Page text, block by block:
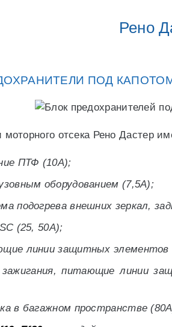
Рено
ПОД
моторного отсека Рено Дастер
ПТФ (10А);
оборудованием (7,5A);
подогрева внешних зеркал,
(25, 50А);
линии защитных элементов
питающие линии
в багажном пространстве